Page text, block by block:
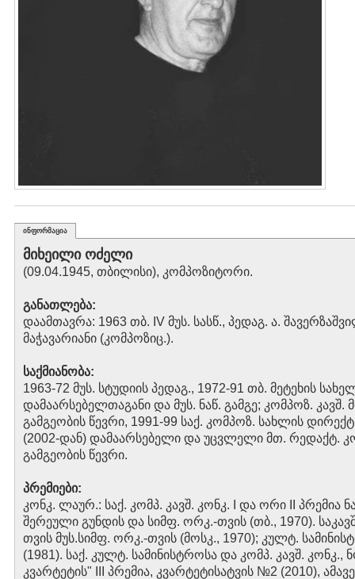
ინფორმაცია
მიხეილი ოძელი
(09.04.1945, თბილისი), კომპოზიტორი.
განათლება:
დაამთავრა: 1963 თბ. IV მუს. სასწ., პედაგ. ა.
მაჭავარიანი (კომპოზიც.).
საქმიანობა:
1963-72 მუს. სტუდიის პედაგ., 1972-91 თბ. მეტეხის
დამაარსებელთაგანი და მუს. ნაწ. გამგე; კომპოზ. კავშ.
გამგეობის წევრი, 1991-99 საქ. კომპოზ. სახლის
(2002-დან) დამაარსებელი და უცვლელი მთ. რედაქტ.
გამგეობის წევრი.
პრემიები:
კონკ. ლაურ.: საქ. კომპ. კავშ. კონკ. I და ორი II
შერეული გუნდის და სიმფ. ორკ.-თვის (თბ., 1970).
თვის მუს.სიმფ. ორკ.-თვის (მოსკ., 1970); კულტ.
(1981). საქ. კულტ. სამინისტროსა და კომპ. კავშ. კონკ.,
კვარტეტის" III პრემია, კვარტეტისატვის №2 (2010),